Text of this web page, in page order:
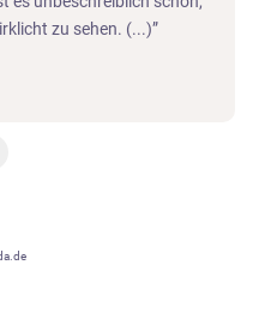
wird in 3 Monaten